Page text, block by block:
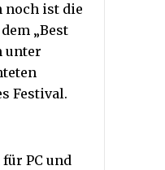
noch ist die
„Best
unter
Festival.
PC und